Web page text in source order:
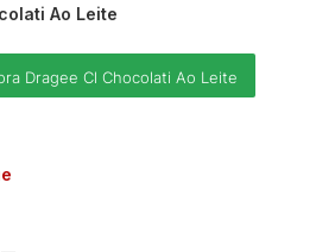
Ao Leite
Dragee Cl Chocolati Ao Leite